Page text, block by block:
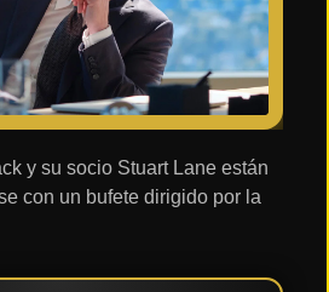
y su socio Stuart Lane están
con un bufete dirigido por la